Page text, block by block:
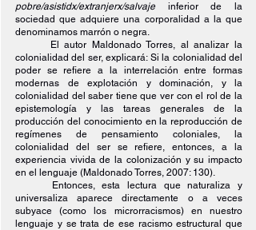
pobre/asistidx/extranjerx/salvaje inferior de la
sociedad que adquiere una corporalidad a la que
denominamos marrón o negra.
El autor Maldonado Torres, al analizar la
colonialidad del ser, explicará: Si la colonialidad del
poder se refiere a la interrelación entre formas
modernas de explotación y dominación, y la
colonialidad del saber tiene que ver con el rol de la
epistemología y las tareas generales de la
producción del conocimiento en la reproducción de
regímenes de pensamiento coloniales, la
colonialidad del ser se refiere, entonces, a la
experiencia vivida de la colonización y su impacto
en el lenguaje (Maldonado Torres, 2007: 130).
Entonces, esta lectura que naturaliza y
universaliza aparece directamente o a veces
subyace (como los microrracismos) en nuestro
lenguaje y se trata de ese racismo estructural que